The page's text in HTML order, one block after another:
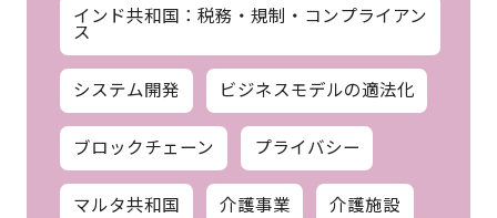
インド共和国：税務・規制・コンプライアン
ス
システム開発 ビジネスモデルの適法化
ブロックチェーン プライバシー
マルタ共和国 介護事業 介護施設